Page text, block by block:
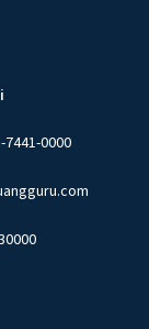
7441-0000